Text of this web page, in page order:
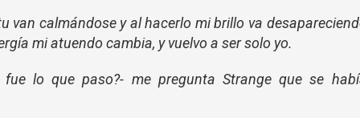
van calmándose y al hacerlo mi brillo va
mi atuendo cambia, y vuelvo a ser solo yo.
lo que paso?- me pregunta Strange que se